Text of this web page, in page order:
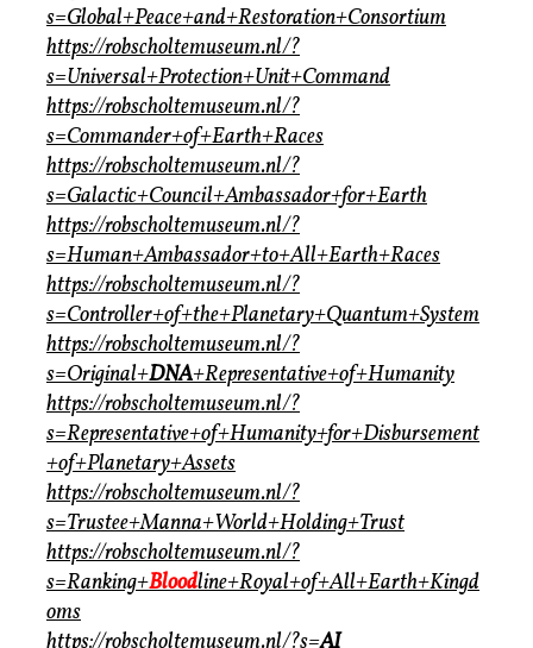
s=Global+Peace+and+Restoration+Consortium
https://robscholtemuseum.nl/?
s=Universal+Protection+Unit+Command
https://robscholtemuseum.nl/?
s=Commander+of+Earth+Races
https://robscholtemuseum.nl/?
s=Galactic+Council+Ambassador+for+Earth
https://robscholtemuseum.nl/?
s=Human+Ambassador+to+All+Earth+Races
https://robscholtemuseum.nl/?
s=Controller+of+the+Planetary+Quantum+System
https://robscholtemuseum.nl/?
s=Original+DNA+Representative+of+Humanity
https://robscholtemuseum.nl/?
s=Representative+of+Humanity+for+Disbursement
+of+Planetary+Assets
https://robscholtemuseum.nl/?
s=Trustee+Manna+World+Holding+Trust
https://robscholtemuseum.nl/?
s=Ranking+Bloodline+Royal+of+All+Earth+Kingd
oms